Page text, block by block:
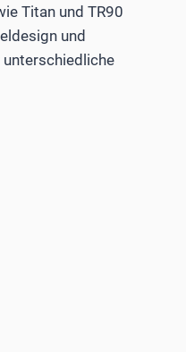
Titan und TR90
und